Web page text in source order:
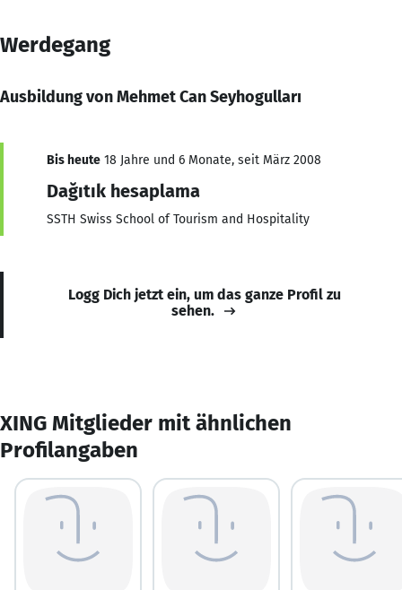
Werdegang
Ausbildung von Mehmet Can Seyhogulları
Bis heute 18 Jahre und 6 Monate, seit März 2008
Dağıtık hesaplama
SSTH Swiss School of Tourism and Hospitality
Logg Dich jetzt ein, um das ganze Profil zu
sehen.
XING Mitglieder mit ähnlichen
Profilangaben